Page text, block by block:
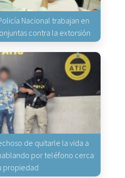
Nacional trabajan en
contra la extorsión
de quitarle la vida a
por teléfono cerca
propiedad